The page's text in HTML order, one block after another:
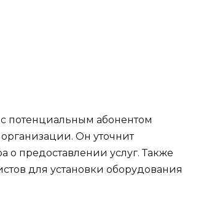
потенциальным абонентом
Он уточнит
о предоставлении услуг. Также
для установки оборудования